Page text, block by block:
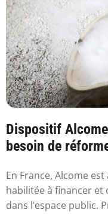
Dispositif
besoin de
En France, Alcome
habilitée à financer et
dans l’espace public.